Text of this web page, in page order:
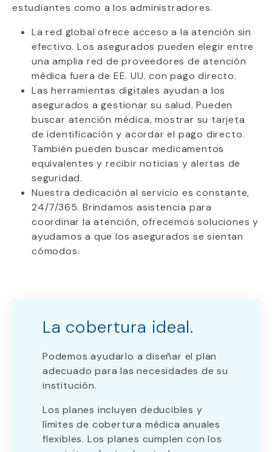
estudiantes como a los administradores.
La red global ofrece acceso a la atención sin
efectivo. Los asegurados pueden elegir entre
una amplia red de proveedores de atención
médica fuera de EE. UU. con pago directo.
Las herramientas digitales ayudan a los
asegurados a gestionar su salud. Pueden
buscar atención médica, mostrar su tarjeta
de identificación y acordar el pago directo.
También pueden buscar medicamentos
equivalentes y recibir noticias y alertas de
seguridad.
Nuestra dedicación al servicio es constante,
24/7/365. Brindamos asistencia para
coordinar la atención, ofrecemos soluciones y
ayudamos a que los asegurados se sientan
cómodos.
La cobertura ideal.
Podemos ayudarlo a diseñar el plan
adecuado para las necesidades de su
institución.
Los planes incluyen deducibles y
límites de cobertura médica anuales
flexibles. Los planes cumplen con los